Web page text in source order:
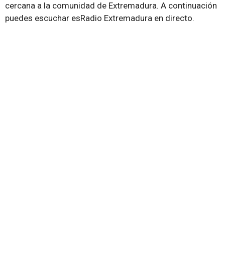
cercana a la comunidad de Extremadura. A continuación
puedes escuchar esRadio Extremadura en directo.